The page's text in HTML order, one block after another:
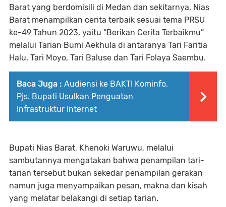
Barat yang berdomisili di Medan dan sekitarnya, Nias
Barat menampilkan cerita terbaik sesuai tema PRSU
ke-49 Tahun 2023, yaitu “Berikan Cerita Terbaikmu”
melalui Tarian Bumi Aekhula di antaranya Tari Faritia
Halu, Tari Moyo, Tari Baluse dan Tari Folaya Saembu.
Baca Juga : Audiensi ke BAKTI Kominfo,
Pjs. Bupati Usulkan Penguatan
Infrastruktur Internet
Bupati Nias Barat, Khenoki Waruwu, melalui
sambutannya mengatakan bahwa penampilan tari-
tarian tersebut bukan sekedar penampilan gerakan
namun juga menyampaikan pesan, makna dan kisah
yang melatar belakangi di setiap tarian.